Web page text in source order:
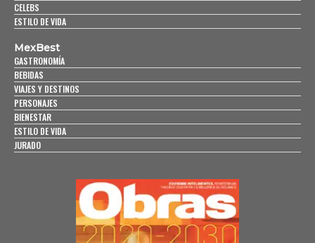
CELEBS
ESTILO DE VIDA
MexBest
GASTRONOMÍA
BEBIDAS
VIAJES Y DESTINOS
PERSONAJES
BIENESTAR
ESTILO DE VIDA
JURADO